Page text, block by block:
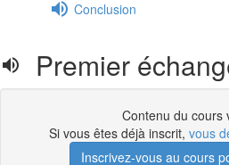
Conclusion
Premier
Contenu du cours
Si vous êtes déjà inscrit, vous
Inscrivez-vous au cours